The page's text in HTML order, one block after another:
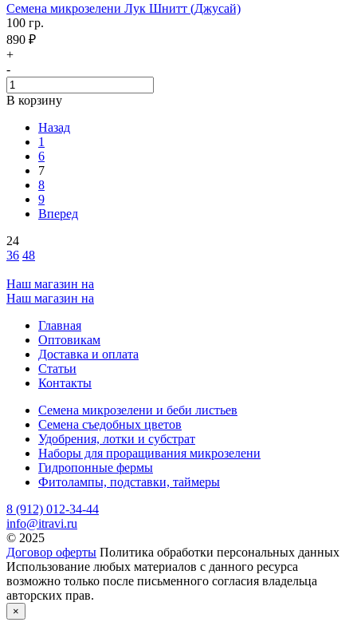
Семена микрозелени Лук Шнитт (Джусай)
100 гр.
890 ₽
+
-
В корзину
Назад
1
6
7
8
9
Вперед
24
36 48
Наш магазин на
Наш магазин на
Главная
Оптовикам
Доставка и оплата
Статьи
Контакты
Семена микрозелени и беби листьев
Семена съедобных цветов
Удобрения, лотки и субстрат
Наборы для проращивания микрозелени
Гидропонные фермы
Фитолампы, подставки, таймеры
8 (912) 012-34-44
info@itravi.ru
© 2025
Договор оферты Политика обработки персональных данных
Использование любых материалов с данного ресурса
возможно только после письменного согласия владельца
авторских прав.
×